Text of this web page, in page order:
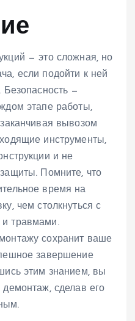
— это сложная, но
если подойти к ней
Безопасность —
этапе работы,
вывозом
инструменты,
и не
Помните, что
время на
чем столкнуться с
травмами.
сохранит ваше
завершение
этим знанием, вы
сделав его